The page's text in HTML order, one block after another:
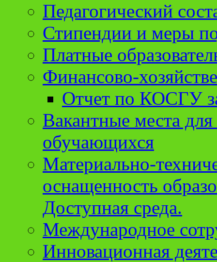
Педагогический
Стипендии и меры
Платные
Финансово-
Отчет по КОСГУ
Вакантные места
обучающихся
Материально-
оснащенность
Доступная среда.
Международное
Инновационная